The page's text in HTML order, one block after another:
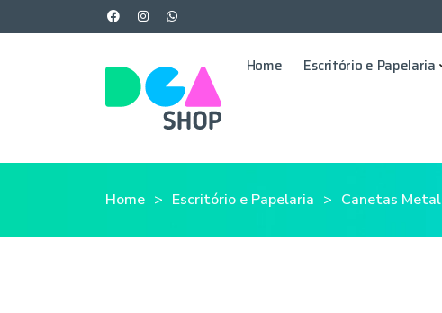
Home Escritório e Papelaria
Home Escritório e Papelaria Canetas Metal